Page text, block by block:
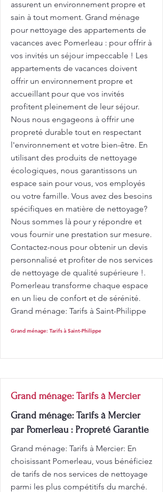
assurent un environnement propre et
sain à tout moment. Grand ménage
pour nettoyage des appartements de
vacances avec Pomerleau : pour offrir à
vos invités un séjour impeccable ! Les
appartements de vacances doivent
offrir un environnement propre et
accueillant pour que vos invités
profitent pleinement de leur séjour.
Nous nous engageons à offrir une
propreté durable tout en respectant
l'environnement et votre bien-être. En
utilisant des produits de nettoyage
écologiques, nous garantissons un
espace sain pour vous, vos employés
ou votre famille. Vous avez des besoins
spécifiques en matière de nettoyage?
Nous sommes là pour y répondre et
vous fournir une prestation sur mesure.
Contactez-nous pour obtenir un devis
personnalisé et profiter de nos services
de nettoyage de qualité supérieure !.
Pomerleau transforme chaque espace
en un lieu de confort et de sérénité.
Grand ménage: Tarifs à Saint-Philippe
Grand ménage: Tarifs à Saint-Philippe
Grand ménage: Tarifs à Mercier
Grand ménage: Tarifs à Mercier
par Pomerleau : Propreté Garantie
Grand ménage: Tarifs à Mercier: En
choisissant Pomerleau, vous bénéficiez
de tarifs de nos services de nettoyage
parmi les plus compétitifs du marché.